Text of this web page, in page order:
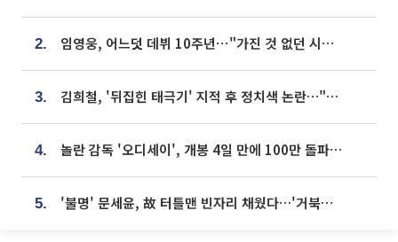
2. 임영웅, 어느덧 데뷔 10주년⋯"가진 것 없던 시절, 내 앞엔 20명의 팬뿐"
3. 김희철, '뒤집힌 태극기' 지적 후 정치색 논란…"좌우 떠나 우리나라 국기"
4. 놀란 감독 '오디세이', 개봉 4일 만에 100만 돌파⋯'왕사남' 보다 빠르다
5. '불명' 문세윤, 故 터틀맨 빈자리 채웠다…'거북이' 눈물의 최종 우승